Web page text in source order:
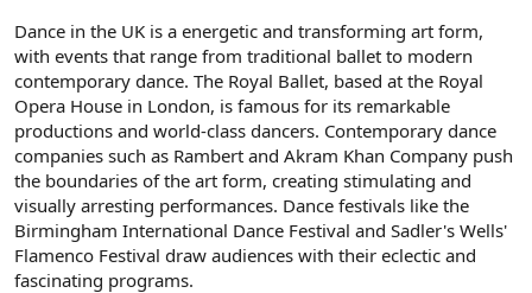
Dance in the UK is a energetic and transforming art form,
with events that range from traditional ballet to modern
contemporary dance. The Royal Ballet, based at the Royal
Opera House in London, is famous for its remarkable
productions and world-class dancers. Contemporary dance
companies such as Rambert and Akram Khan Company push
the boundaries of the art form, creating stimulating and
visually arresting performances. Dance festivals like the
Birmingham International Dance Festival and Sadler's Wells'
Flamenco Festival draw audiences with their eclectic and
fascinating programs.